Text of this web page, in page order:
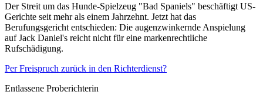
Der Streit um das Hunde-Spielzeug "Bad Spaniels" beschäftigt US-
Gerichte seit mehr als einem Jahrzehnt. Jetzt hat das
Berufungsgericht entschieden: Die augenzwinkernde Anspielung
auf Jack Daniel's reicht nicht für eine markenrechtliche
Rufschädigung.
Per Freispruch zurück in den Richterdienst?
Entlassene Proberichterin